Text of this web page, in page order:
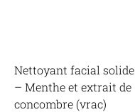
Nettoyant facial solide
– Menthe et extrait de
concombre (vrac)